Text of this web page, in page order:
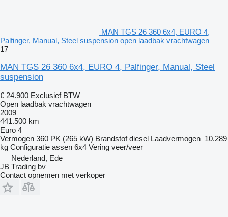
MAN TGS 26 360 6x4, EURO 4,
Palfinger, Manual, Steel suspension open laadbak vrachtwagen
17
MAN TGS 26 360 6x4, EURO 4, Palfinger, Manual, Steel
suspension
€ 24.900 Exclusief BTW
Open laadbak vrachtwagen
2009
441.500 km
Euro 4
Vermogen 360 PK (265 kW) Brandstof diesel Laadvermogen 10.289
kg Configuratie assen 6x4 Vering veer/veer
Nederland, Ede
JB Trading bv
Contact opnemen met verkoper